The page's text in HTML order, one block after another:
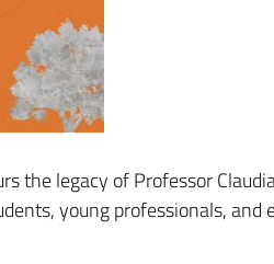
the legacy of Professor
young professionals,